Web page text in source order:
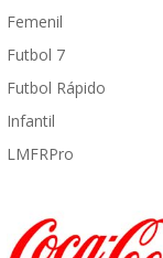
Femenil
Futbol 7
Futbol Rápido
Infantil
LMFRPro